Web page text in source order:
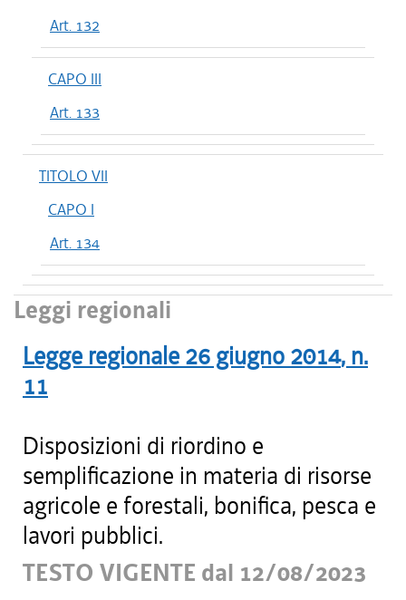
Art. 132
CAPO III
Art. 133
TITOLO VII
CAPO I
Art. 134
Leggi regionali
Legge regionale 26 giugno 2014, n.
11
Disposizioni di riordino e
semplificazione in materia di risorse
agricole e forestali, bonifica, pesca e
lavori pubblici.
TESTO VIGENTE dal 12/08/2023